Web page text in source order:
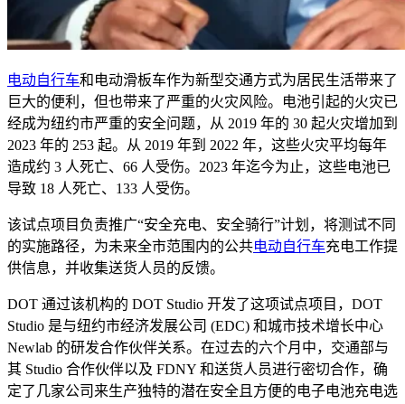
电动自行车和电动滑板车作为新型交通方式为居民生活带来了
巨大的便利，但也带来了严重的火灾风险。电池引起的火灾已
经成为纽约市严重的安全问题，从 2019 年的 30 起火灾增加到
2023 年的 253 起。从 2019 年到 2022 年，这些火灾平均每年
造成约 3 人死亡、 66 人受伤。 2023 年迄今为止，这些电池已
导致 18 人死亡、 133 人受伤。
该试点项目负责推广“安全充电、安全骑行”计划，将测试不同
的实施路径，为未来全市范围内的公共电动自行车充电工作提
供信息，并收集送货人员的反馈。
DOT 通过该机构的 DOT Studio 开发了这项试点项目， DOT
Studio 是与纽约市经济发展公司 (EDC) 和城市技术增长中心
Newlab 的研发合作伙伴关系。在过去的六个月中，交通部与
其 Studio 合作伙伴以及 FDNY 和送货人员进行密切合作，确
定了几家公司来生产独特的潜在安全且方便的电子电池充电选